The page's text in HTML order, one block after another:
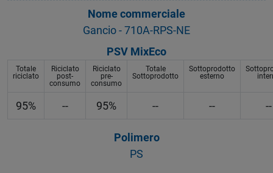
Nome commerciale
Gancio - 710A-RPS-NE
PSV MixEco
Totale
riciclato
Riciclato
post-
consumo
Riciclato
pre-
consumo
Totale
Sottoprodotto
Sottoprodotto
esterno
95% -- 95% -- -- --
Polimero
PS